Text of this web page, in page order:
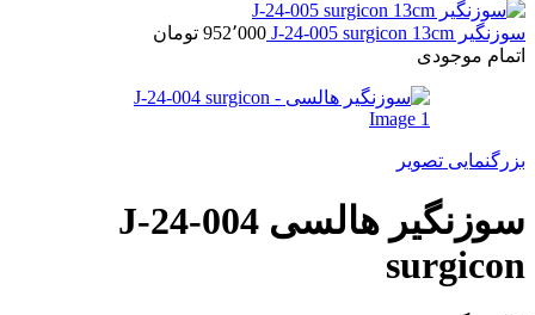
سوزنگیر J-24-005 surgicon 13cm 952٬000 تومان
اتمام موجودی
بزرگنمایی تصویر
سوزنگیر هالسی J-24-004
surgicon